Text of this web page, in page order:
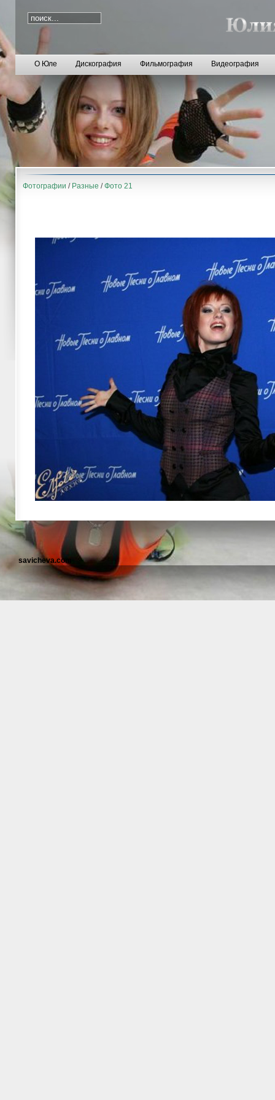
О Юле Дискография Фильмография Видеография
Фотографии / Разные /Фото 21
savicheva.com